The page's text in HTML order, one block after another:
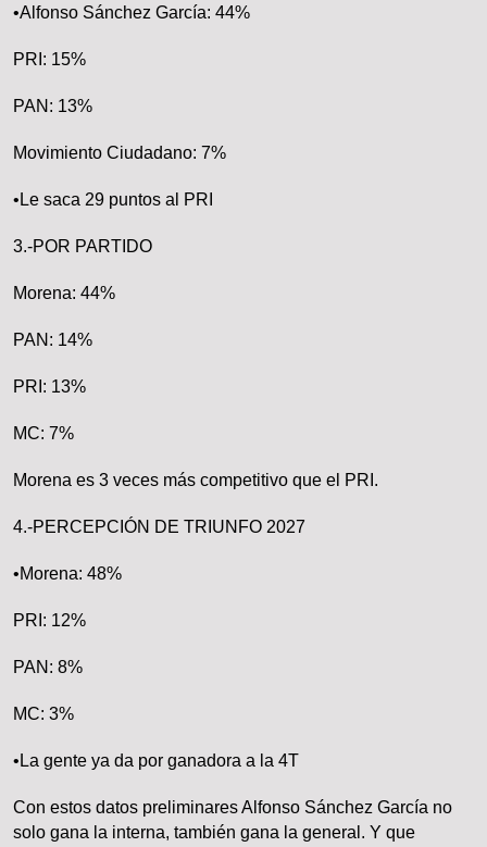
•Alfonso Sánchez García: 44%
PRI: 15%
PAN: 13%
Movimiento Ciudadano: 7%
•Le saca 29 puntos al PRI
3.-POR PARTIDO
Morena: 44%
PAN: 14%
PRI: 13%
MC: 7%
Morena es 3 veces más competitivo que el PRI.
4.-PERCEPCIÓN DE TRIUNFO 2027
•Morena: 48%
PRI: 12%
PAN: 8%
MC: 3%
•La gente ya da por ganadora a la 4T
Con estos datos preliminares Alfonso Sánchez García no
solo gana la interna, también gana la general. Y que